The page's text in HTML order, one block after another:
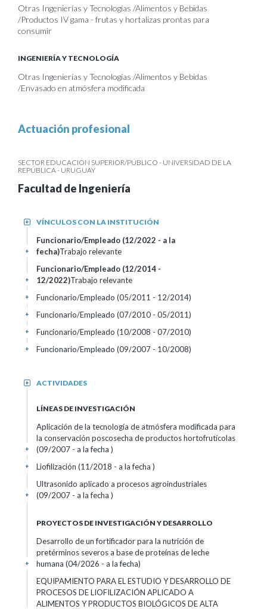
Otras Ingenierías y Tecnologías /Alimentos y Bebidas
/Productos IV gama - frutas y hortalizas prontas para
consumir
INGENIERÍA Y TECNOLOGÍA
Otras Ingenierías y Tecnologías /Alimentos y Bebidas
/Envasado en atmósfera modificada
Actuación profesional
SECTOR EDUCACIÓN SUPERIOR/PÚBLICO - UNIVERSIDAD DE LA
REPÚBLICA - URUGUAY
Facultad de Ingeniería
VÍNCULOS CON LA INSTITUCIÓN
+
Funcionario/Empleado (12/2022 - a la
fecha)Trabajo relevante
+
Funcionario/Empleado (12/2014 -
12/2022)Trabajo relevante
+
Funcionario/Empleado (05/2011 - 12/2014)
+
Funcionario/Empleado (07/2010 - 05/2011)
+
Funcionario/Empleado (10/2008 - 07/2010)
+
Funcionario/Empleado (09/2007 - 10/2008)
+
ACTIVIDADES
+
LÍNEAS DE INVESTIGACIÓN
Aplicación de la tecnología de atmósfera modificada para
la conservación poscosecha de productos hortofrutícolas
(09/2007 - a la fecha )
+
Liofilización (11/2018 - a la fecha )
+
Ultrasonido aplicado a procesos agroindustriales
(09/2007 - a la fecha )
+
PROYECTOS DE INVESTIGACIÓN Y DESARROLLO
Desarrollo de un fortificador para la nutrición de
pretérminos severos a base de proteínas de leche
humana (04/2026 - a la fecha)
+
EQUIPAMIENTO PARA EL ESTUDIO Y DESARROLLO DE
PROCESOS DE LIOFILIZACIÓN APLICADO A
ALIMENTOS Y PRODUCTOS BIOLÓGICOS DE ALTA